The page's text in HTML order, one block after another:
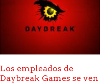
Los empleados de
Daybreak Games se ven